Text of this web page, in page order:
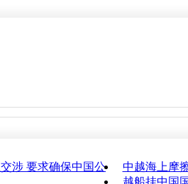
涉 要求确保中国公
中越海上摩
越船挂中国